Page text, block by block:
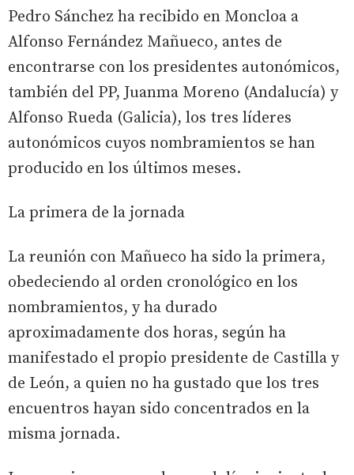
Pedro Sánchez ha recibido en Moncloa a
Alfonso Fernández Mañueco, antes de
encontrarse con los presidentes autonómicos,
también del PP, Juanma Moreno (Andalucía) y
Alfonso Rueda (Galicia), los tres líderes
autonómicos cuyos nombramientos se han
producido en los últimos meses.
La primera de la jornada
La reunión con Mañueco ha sido la primera,
obedeciendo al orden cronológico en los
nombramientos, y ha durado
aproximadamente dos horas, según ha
manifestado el propio presidente de Castilla y
de León, a quien no ha gustado que los tres
encuentros hayan sido concentrados en la
misma jornada.